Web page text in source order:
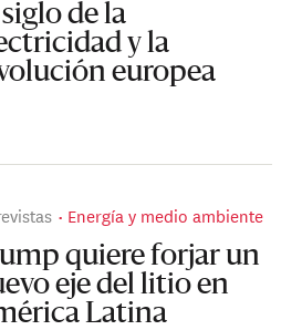
de la
y la
europea
Energía y medio ambiente
quiere forjar un
eje del litio en
Latina